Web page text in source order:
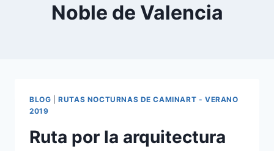
Noble de Valencia
BLOG |RUTAS NOCTURNAS DE CAMINART - VERANO
2019
Ruta por la arquitectura